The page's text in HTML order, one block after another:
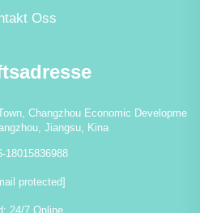
Oss
Changzhou Economic Developme
Jiangsu, Kina
18015836988
protected]
24/7 Online